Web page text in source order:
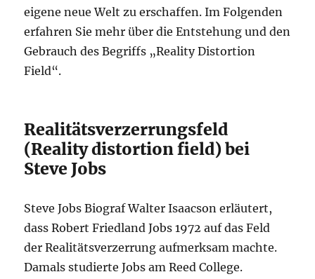
eigene neue Welt zu erschaffen. Im Folgenden
erfahren Sie mehr über die Entstehung und den
Gebrauch des Begriffs „Reality Distortion
Field“.
Realitätsverzerrungsfeld
(Reality distortion field) bei
Steve Jobs
Steve Jobs Biograf Walter Isaacson erläutert,
dass Robert Friedland Jobs 1972 auf das Feld
der Realitätsverzerrung aufmerksam machte.
Damals studierte Jobs am Reed College.